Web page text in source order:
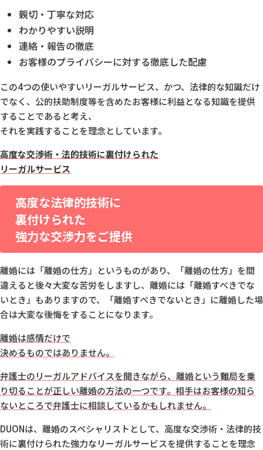
親切・丁寧な対応
わかりやすい説明
連絡・報告の徹底
お客様のプライバシーに対する徹底した配慮
この4つの使いやすいリーガルサービス、かつ、法律的な知識だけ
でなく、 公的扶助制度等を含めたお客様に利益となる知識を提供
することであると考え、
それを実践することを理念としています。
高度な交渉術・法的技術に裏付けられた
リーガルサービス
高度な法律的技術に
裏付けられた
強力な交渉力をご提供
離婚には「離婚の仕方」というものがあり、
「離婚の仕方」を間
違えると後々大変な苦労をしますし、離婚には「離婚すべきでな
いとき」もありますので、
「離婚すべきでないとき」に離婚した場
合は大変な後悔をすることになります。
離婚は感情だけで
決めるものではありません。
弁護士のリーガルアドバイスを聞きながら、 離婚という難局を乗
り切ることが正しい離婚の方法の一つです。 相手はお客様の知ら
ないところで弁護士に相談しているかもしれません。
DUONは、離婚のスペシャリストとして、 高度な交渉術・法律的技
術に裏付けられた強力なリーガルサービスを提供することを理念